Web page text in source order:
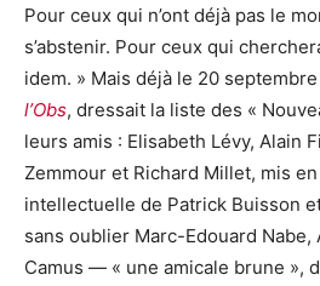
Pour ceux qui n’ont déjà pas le
s’abstenir. Pour ceux qui
idem. » Mais déjà le 20
l’Obs, dressait la liste des «
leurs amis : Elisabeth Lévy, Alain
Zemmour et Richard Millet, mis
intellectuelle de Patrick Buisson
sans oublier Marc-Edouard Nabe,
Camus — « une amicale brune »,